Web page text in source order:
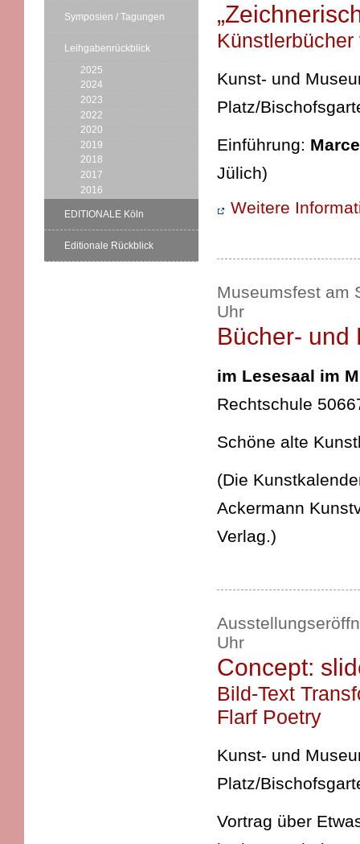
Symposien / Tagungen
Leihgabenrückblick
2025
2024
2023
2022
2020
2019
2018
2017
2016
EDITIONALE Köln
Editionale Rückblick
Kunst- und
Platz/
Einführung:
Jülich)
Weitere
Museumsfest am
Uhr
Bücher- und
im Lesesaal im
Rechtschule
Schöne alte
(Die
Ackermann
Verlag.)
Uhr
Concept:
Bild-Text
Flarf Poetry
Kunst- und
Platz/
Vortrag über